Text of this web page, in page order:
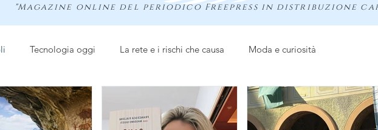
"Magazine online del periodico Freepress in distribuzione
Tecnologia oggi La rete e i rischi che causa Moda e curiosità
buon uso dalla redazione Parola ai giovani L'esperto risponde